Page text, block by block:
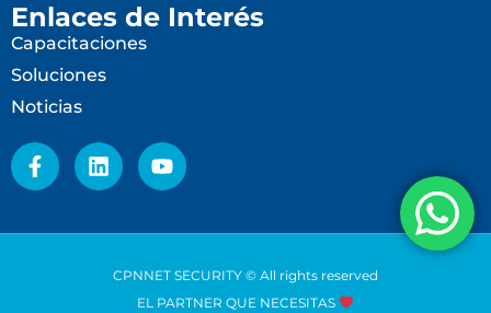
Enlaces de Interés
Capacitaciones
Soluciones
Noticias
CPNNET SECURITY © All rights reserved
EL PARTNER QUE NECESITAS